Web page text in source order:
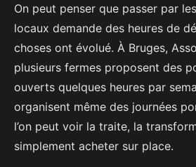
On peut penser que passer par
locaux demande des heures de
choses ont évolué. À Bruges,
plusieurs fermes proposent des
ouverts quelques heures par
organisent même des journées
l’on peut voir la traite, la
simplement acheter sur place.